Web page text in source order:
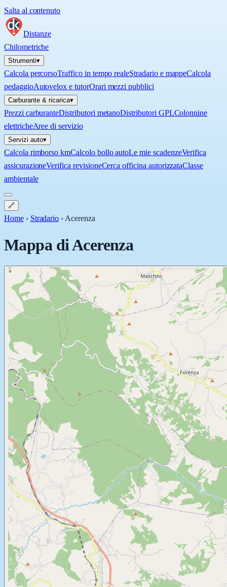
Salta al contenuto
Distanze
Chilometriche
Strumenti▾
Calcola percorsoTraffico in tempo realeStradario e mappeCalcola
pedaggioAutovelox e tutorOrari mezzi pubblici
Carburante & ricarica▾
Prezzi carburanteDistributori metanoDistributori GPLColonnine
elettricheAree di servizio
Servizi auto▾
Calcola rimborso kmCalcolo bollo autoLe mie scadenzeVerifica
assicurazioneVerifica revisioneCerca officina autorizzataClasse
ambientale
🔗
Home › Stradario › Acerenza
Mappa diAcerenza